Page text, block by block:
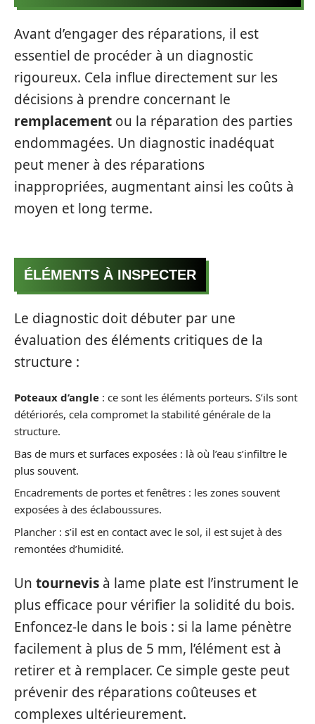
Avant d’engager des réparations, il est
essentiel de procéder à un diagnostic
rigoureux. Cela influe directement sur les
décisions à prendre concernant le
remplacement ou la réparation des parties
endommagées. Un diagnostic inadéquat
peut mener à des réparations
inappropriées, augmentant ainsi les coûts à
moyen et long terme.
ÉLÉMENTS À INSPECTER
Le diagnostic doit débuter par une
évaluation des éléments critiques de la
structure :
Poteaux d’angle : ce sont les éléments porteurs. S’ils sont
détériorés, cela compromet la stabilité générale de la
structure.
Bas de murs et surfaces exposées : là où l’eau s’infiltre le
plus souvent.
Encadrements de portes et fenêtres : les zones souvent
exposées à des éclaboussures.
Plancher : s’il est en contact avec le sol, il est sujet à des
remontées d’humidité.
Un tournevis à lame plate est l’instrument le
plus efficace pour vérifier la solidité du bois.
Enfoncez-le dans le bois : si la lame pénètre
facilement à plus de 5 mm, l’élément est à
retirer et à remplacer. Ce simple geste peut
prévenir des réparations coûteuses et
complexes ultérieurement.